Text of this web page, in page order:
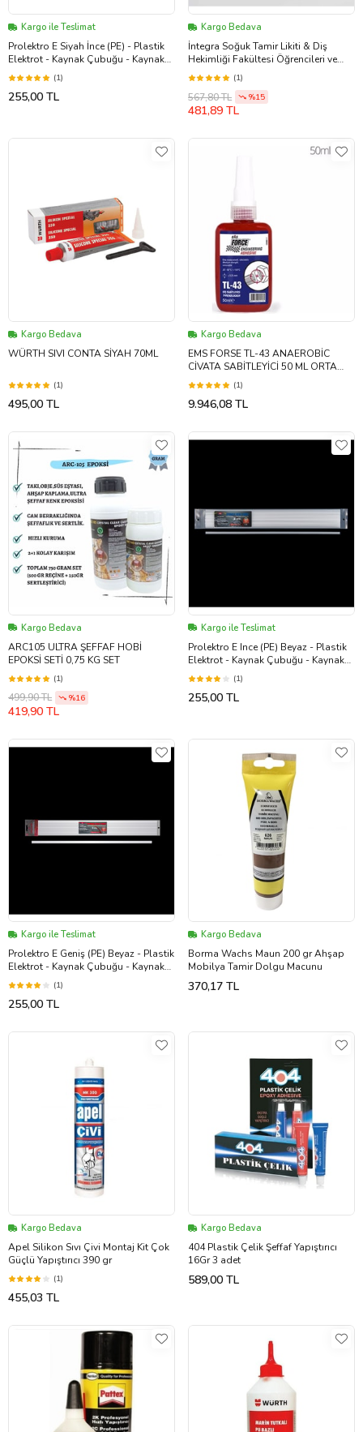
Kargo ile Teslimat
Prolektro E Siyah İnce (PE) - Plastik
Elektrot - Kaynak Çubuğu - Kaynak
Teli
(1)
255,00 TL
Kargo Bedava
İntegra Soğuk Tamir Likiti & Diş
Hekimliği Fakültesi Öğrencileri ve
Tamir İşleri İçin 100 ml Likit
(1)
567,80 TL %15
481,89 TL
Kargo Bedava
WÜRTH SIVI CONTA SİYAH 70ML
(1)
495,00 TL
Kargo Bedava
EMS FORSE TL-43 ANAEROBİC
CİVATA SABİTLEYİCİ 50 ML ORTA
KUVVETLİ (Karışık)
(1)
9.946,08 TL
Kargo Bedava
ARC105 ULTRA ŞEFFAF HOBİ
EPOKSİ SETİ 0,75 KG SET
(1)
499,90 TL %16
419,90 TL
Kargo ile Teslimat
Prolektro E Ince (PE) Beyaz - Plastik
Elektrot - Kaynak Çubuğu - Kaynak
Teli
(1)
255,00 TL
Kargo ile Teslimat
Prolektro E Geniş (PE) Beyaz - Plastik
Elektrot - Kaynak Çubuğu - Kaynak
Teli
(1)
255,00 TL
Kargo Bedava
Borma Wachs Maun 200 gr Ahşap
Mobilya Tamir Dolgu Macunu
370,17 TL
Kargo Bedava
Apel Silikon Sıvı Çivi Montaj Kit Çok
Güçlü Yapıştırıcı 390 gr
(1)
455,03 TL
Kargo Bedava
404 Plastik Çelik Şeffaf Yapıştırıcı
16Gr 3 adet
589,00 TL